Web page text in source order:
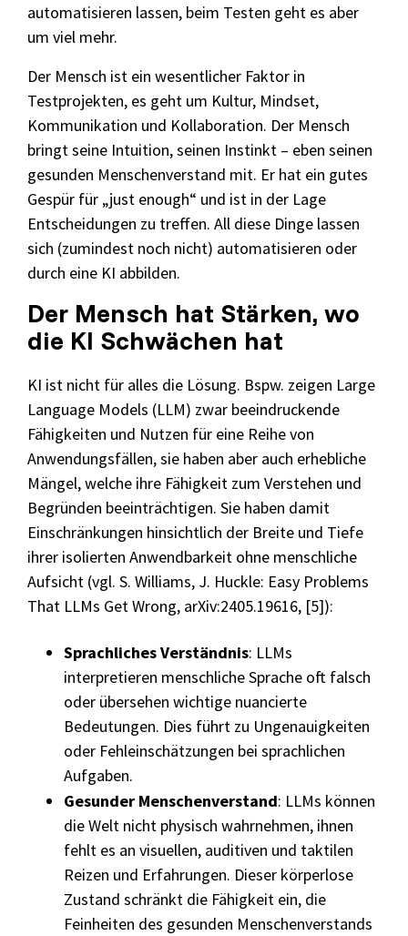
automatisieren lassen, beim Testen geht es aber
um viel mehr.
Der Mensch ist ein wesentlicher Faktor in
Testprojekten, es geht um Kultur, Mindset,
Kommunikation und Kollaboration. Der Mensch
bringt seine Intuition, seinen Instinkt – eben seinen
gesunden Menschenverstand mit. Er hat ein gutes
Gespür für „just enough“ und ist in der Lage
Entscheidungen zu treffen. All diese Dinge lassen
sich (zumindest noch nicht) automatisieren oder
durch eine KI abbilden.
Der Mensch hat Stärken, wo
die KI Schwächen hat
KI ist nicht für alles die Lösung. Bspw. zeigen Large
Language Models (LLM) zwar beeindruckende
Fähigkeiten und Nutzen für eine Reihe von
Anwendungsfällen, sie haben aber auch erhebliche
Mängel, welche ihre Fähigkeit zum Verstehen und
Begründen beeinträchtigen. Sie haben damit
Einschränkungen hinsichtlich der Breite und Tiefe
ihrer isolierten Anwendbarkeit ohne menschliche
Aufsicht (vgl. S. Williams, J. Huckle: Easy Problems
That LLMs Get Wrong, arXiv:2405.19616, [5]):
Sprachliches Verständnis: LLMs
interpretieren menschliche Sprache oft falsch
oder übersehen wichtige nuancierte
Bedeutungen. Dies führt zu Ungenauigkeiten
oder Fehleinschätzungen bei sprachlichen
Aufgaben.
Gesunder Menschenverstand: LLMs können
die Welt nicht physisch wahrnehmen, ihnen
fehlt es an visuellen, auditiven und taktilen
Reizen und Erfahrungen. Dieser körperlose
Zustand schränkt die Fähigkeit ein, die
Feinheiten des gesunden Menschenverstands